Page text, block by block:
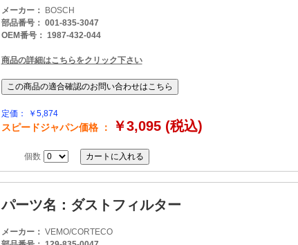
メーカー：
BOSCH
部品番号： 001-835-3047
OEM番号： 1987-432-044
商品の詳細はこちらをクリック下さい
定価： ￥5,874
スピードジャパン価格 ： ￥3,095 (税込)
個数
パーツ名：ダストフィルター
メーカー： VEMO/CORTECO